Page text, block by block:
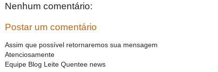
Nenhum comentário:
Postar um comentário
Assim que possível retornaremos sua mensagem
Atenciosamente
Equipe Blog Leite Quentee news